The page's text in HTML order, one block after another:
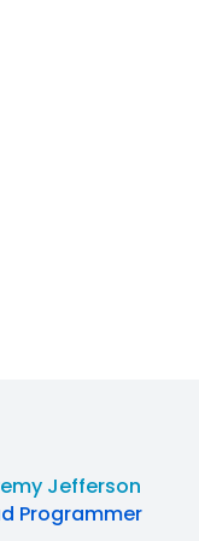
Jefferson
Programmer